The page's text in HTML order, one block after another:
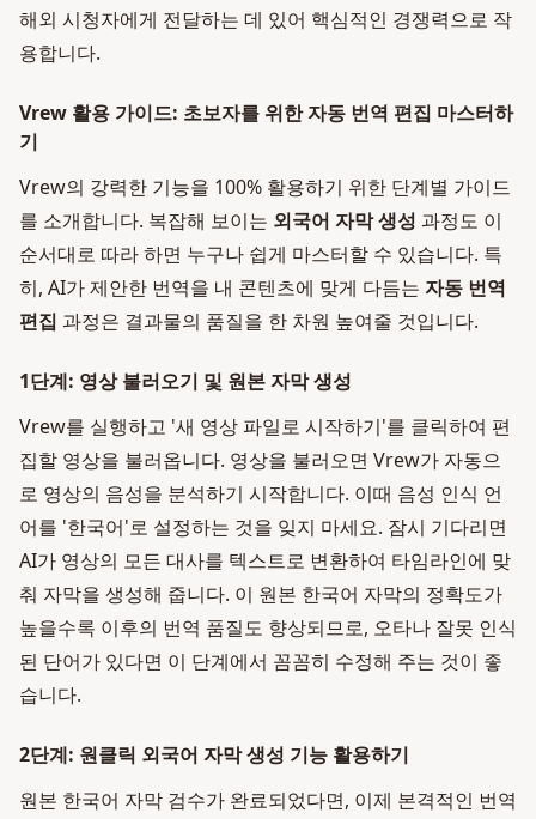
해외 시청자에게 전달하는 데 있어 핵심적인 경쟁력으로 작
용합니다.
Vrew 활용 가이드: 초보자를 위한 자동 번역 편집 마스터하
기
Vrew의 강력한 기능을 100% 활용하기 위한 단계별 가이드
를 소개합니다. 복잡해 보이는 외국어 자막 생성 과정도 이
순서대로 따라 하면 누구나 쉽게 마스터할 수 있습니다. 특
히, AI가 제안한 번역을 내 콘텐츠에 맞게 다듬는 자동 번역
편집 과정은 결과물의 품질을 한 차원 높여줄 것입니다.
1단계: 영상 불러오기 및 원본 자막 생성
Vrew를 실행하고 '새 영상 파일로 시작하기'를 클릭하여 편
집할 영상을 불러옵니다. 영상을 불러오면 Vrew가 자동으
로 영상의 음성을 분석하기 시작합니다. 이때 음성 인식 언
어를 '한국어'로 설정하는 것을 잊지 마세요. 잠시 기다리면
AI가 영상의 모든 대사를 텍스트로 변환하여 타임라인에 맞
춰 자막을 생성해 줍니다. 이 원본 한국어 자막의 정확도가
높을수록 이후의 번역 품질도 향상되므로, 오타나 잘못 인식
된 단어가 있다면 이 단계에서 꼼꼼히 수정해 주는 것이 좋
습니다.
2단계: 원클릭 외국어 자막 생성 기능 활용하기
원본 한국어 자막 검수가 완료되었다면, 이제 본격적인 번역